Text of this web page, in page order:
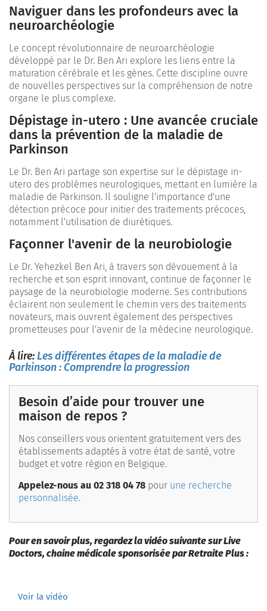
Naviguer dans les profondeurs avec la
neuroarchéologie
Le concept révolutionnaire de neuroarchéologie
développé par le Dr. Ben Ari explore les liens entre la
maturation cérébrale et les gènes. Cette discipline ouvre
de nouvelles perspectives sur la compréhension de notre
organe le plus complexe.
Dépistage in-utero : Une avancée cruciale
dans la prévention de la maladie de
Parkinson
Le Dr. Ben Ari partage son expertise sur le dépistage in-
utero des problèmes neurologiques, mettant en lumière la
maladie de Parkinson. Il souligne l'importance d'une
détection précoce pour initier des traitements précoces,
notamment l'utilisation de diurétiques.
Façonner l'avenir de la neurobiologie
Le Dr. Yehezkel Ben Ari, à travers son dévouement à la
recherche et son esprit innovant, continue de façonner le
paysage de la neurobiologie moderne. Ses contributions
éclairent non seulement le chemin vers des traitements
novateurs, mais ouvrent également des perspectives
prometteuses pour l'avenir de la médecine neurologique.
À lire:Les différentes étapes de la maladie de
Parkinson : Comprendre la progression
Besoin d’aide pour trouver une
maison de repos ?
Nos conseillers vous orientent gratuitement vers des
établissements adaptés à votre état de santé, votre
budget et votre région en Belgique.
Appelez-nous au 02 318 04 78 pour une recherche
personnalisée.
Pour en savoir plus, regardez la vidéo suivante sur Live
Doctors, chaine médicale sponsorisée par Retraite Plus :
Voir la vidéo